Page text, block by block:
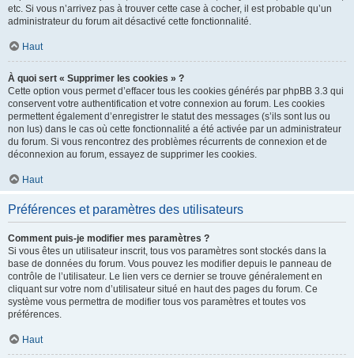
etc. Si vous n’arrivez pas à trouver cette case à cocher, il est probable qu’un
administrateur du forum ait désactivé cette fonctionnalité.
Haut
À quoi sert « Supprimer les cookies » ?
Cette option vous permet d’effacer tous les cookies générés par phpBB 3.3 qui
conservent votre authentification et votre connexion au forum. Les cookies
permettent également d’enregistrer le statut des messages (s’ils sont lus ou
non lus) dans le cas où cette fonctionnalité a été activée par un administrateur
du forum. Si vous rencontrez des problèmes récurrents de connexion et de
déconnexion au forum, essayez de supprimer les cookies.
Haut
Préférences et paramètres des utilisateurs
Comment puis-je modifier mes paramètres ?
Si vous êtes un utilisateur inscrit, tous vos paramètres sont stockés dans la
base de données du forum. Vous pouvez les modifier depuis le panneau de
contrôle de l’utilisateur. Le lien vers ce dernier se trouve généralement en
cliquant sur votre nom d’utilisateur situé en haut des pages du forum. Ce
système vous permettra de modifier tous vos paramètres et toutes vos
préférences.
Haut